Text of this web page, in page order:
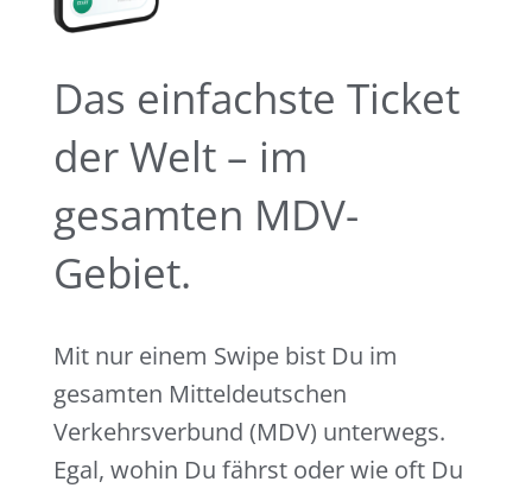
Das einfachste Ticket
der Welt – im
gesamten MDV-
Gebiet.
Mit nur einem Swipe bist Du im
gesamten Mitteldeutschen
Verkehrsverbund (MDV) unterwegs.
Egal, wohin Du fährst oder wie oft Du